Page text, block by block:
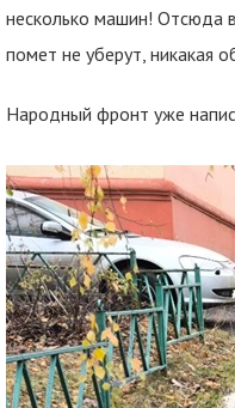
несколько машин! Отсюда
помет не уберут, никакая
Народный фронт уже